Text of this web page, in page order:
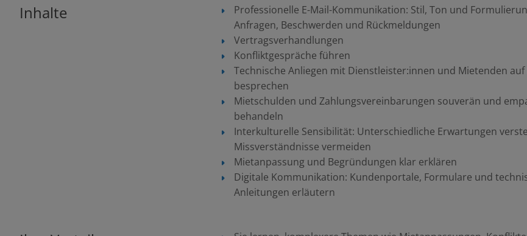
Inhalte
Professionelle E-Mail-Kommunikation: Stil, Ton und
Anfragen, Beschwerden und Rückmeldungen
Vertragsverhandlungen
Konfliktgespräche führen
Technische Anliegen mit Dienstleister:innen und Mietenden auf
besprechen
Mietschulden und Zahlungsvereinbarungen souverän und
behandeln
Interkulturelle Sensibilität: Unterschiedliche Erwartungen
Missverständnisse vermeiden
Mietanpassung und Begründungen klar erklären
Digitale Kommunikation: Kundenportale, Formulare und
Anleitungen erläutern